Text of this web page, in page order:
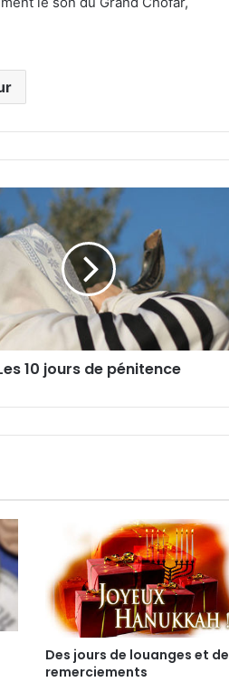
10 jours de pénitence
Des jours de louanges et de
remerciements